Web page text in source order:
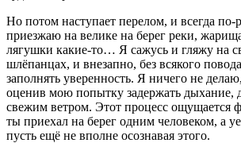
Но потом наступает перелом, и всегда по-
приезжаю на велике на берег реки,
лягушки какие-то… Я сажусь и гляжу на
шлёпанцах, и внезапно, без всякого
заполнять уверенность. Я ничего не
оценив мою попытку задержать дыхание,
свежим ветром. Этот процесс ощущается
ты приехал на берег одним человеком, а
пусть ещё не вполне осознавая этого.